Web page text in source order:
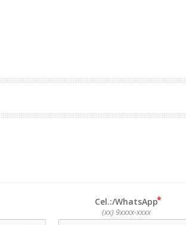
Cel.:/WhatsApp
(xx) 9xxxx-xxxx